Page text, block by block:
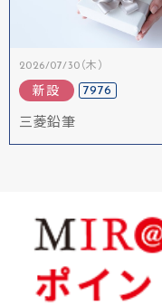
2026/07/30（木）
新設 7976
三菱鉛筆